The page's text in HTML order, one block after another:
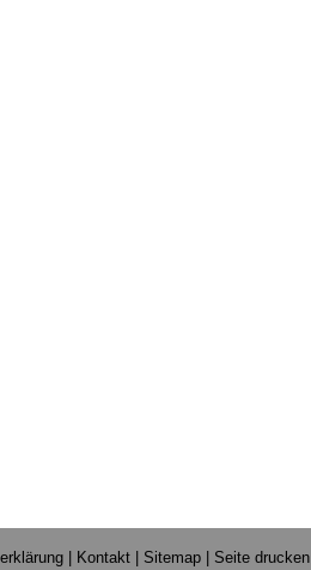
Kontakt Sitemap Seite drucken